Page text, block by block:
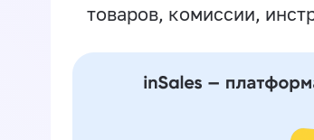
товаров, комиссии,